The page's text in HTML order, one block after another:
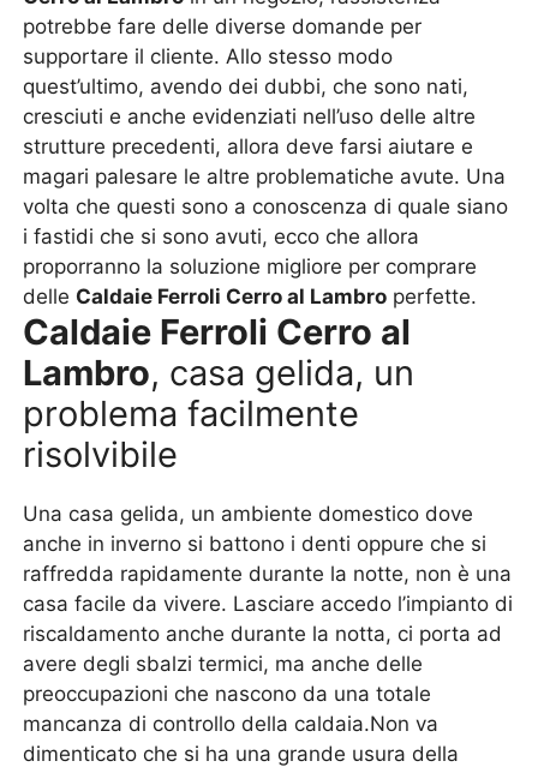
potrebbe fare delle diverse domande per
supportare il cliente. Allo stesso modo
quest’ultimo, avendo dei dubbi, che sono nati,
cresciuti e anche evidenziati nell’uso delle altre
strutture precedenti, allora deve farsi aiutare e
magari palesare le altre problematiche avute. Una
volta che questi sono a conoscenza di quale siano
i fastidi che si sono avuti, ecco che allora
proporranno la soluzione migliore per comprare
delle Caldaie Ferroli Cerro al Lambro perfette.
Caldaie Ferroli Cerro al
Lambro, casa gelida, un
problema facilmente
risolvibile
Una casa gelida, un ambiente domestico dove
anche in inverno si battono i denti oppure che si
raffredda rapidamente durante la notte, non è una
casa facile da vivere. Lasciare accedo l’impianto di
riscaldamento anche durante la notta, ci porta ad
avere degli sbalzi termici, ma anche delle
preoccupazioni che nascono da una totale
mancanza di controllo della caldaia.Non va
dimenticato che si ha una grande usura della